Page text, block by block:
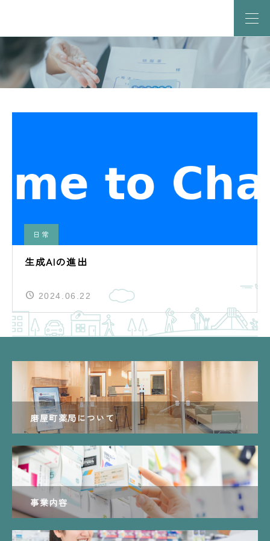
日常
生成AIの進出
2024.06.22
磨屋町薬局について
事業内容